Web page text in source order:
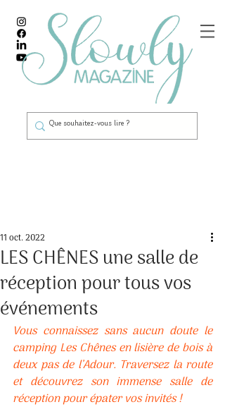
LES CHÊNES une salle de
réception pour tous vos
événements
11 oct. 2022
Vous connaissez sans aucun doute le
camping Les Chênes en lisière de bois à
deux pas de l’Adour. Traversez la route
et découvrez son immense salle de
réception pour épater vos invités !